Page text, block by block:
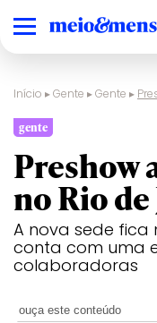
Início ▸Gente ▸Gente ▸
gente
Preshow
no Rio
A nova sede
conta com uma
colaboradoras
ouça este conteúdo